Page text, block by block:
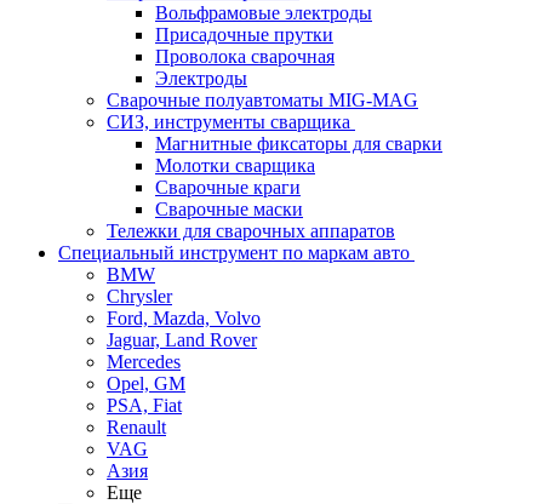
Вольфрамовые электроды
Присадочные прутки
Проволока сварочная
Электроды
Сварочные полуавтоматы MIG-MAG
СИЗ, инструменты сварщика
Магнитные фиксаторы для сварки
Молотки сварщика
Сварочные краги
Сварочные маски
Тележки для сварочных аппаратов
Специальный инструмент по маркам авто
BMW
Chrysler
Ford, Mazda, Volvo
Jaguar, Land Rover
Mercedes
Opel, GM
PSA, Fiat
Renault
VAG
Азия
Еще